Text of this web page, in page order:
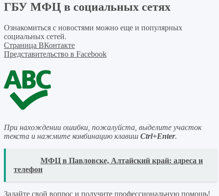
ГБУ МФЦ в социальных сетях
Ознакомиться с новостями можно еще и популярных
социальных сетей.
Страница ВКонтакте
Представительство в Facebook
При нахождении ошибки, пожалуйста, выделите участок
текста и нажмите комбинацию клавиш Ctrl+Enter.
МФЦ в Павловске, Алтайский край: адреса и
телефон
Задайте свой вопрос и получите профессиональную помощь!